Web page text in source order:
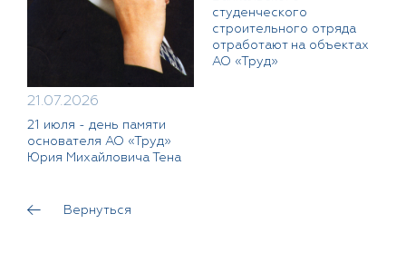
21.07.2026
21 июля - день памяти
основателя АО «Труд»
Юрия Михайловича Тена
студенческого
строительного отряда
отработают на объектах
АО «Труд»
Вернуться